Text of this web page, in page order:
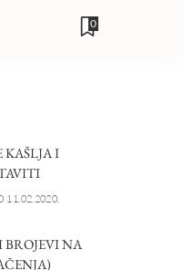
0
KAŠLJA I
11.02.2020.
BROJEVI NA